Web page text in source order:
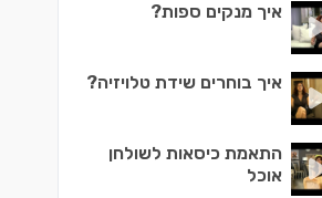
איך מנקים ספות?
איך בוחרים שידת טלויזיה?
התאמת כיסאות לשולחן
אוכל